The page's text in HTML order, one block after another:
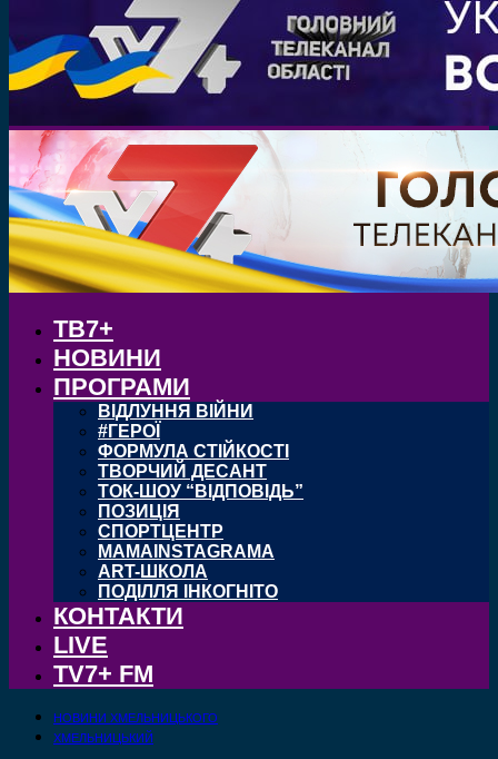
ТВ7+
НОВИНИ
ПРОГРАМИ
ВІДЛУННЯ ВІЙНИ
#ГЕРОЇ
ФОРМУЛА СТІЙКОСТІ
ТВОРЧИЙ ДЕСАНТ
ТОК-ШОУ “ВІДПОВІДЬ”
ПОЗИЦІЯ
СПОРТЦЕНТР
MAMAINSTAGRAMA
ART-ШКОЛА
ПОДІЛЛЯ ІНКОГНІТО
КОНТАКТИ
LIVE
TV7+ FM
НОВИНИ ХМЕЛЬНИЦЬКОГО
ХМЕЛЬНИЦЬКИЙ